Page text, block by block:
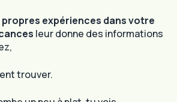
propres expériences dans votre
leur donne des informations
trouver.